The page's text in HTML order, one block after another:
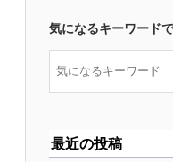
気になるキーワード
索
最近の投稿